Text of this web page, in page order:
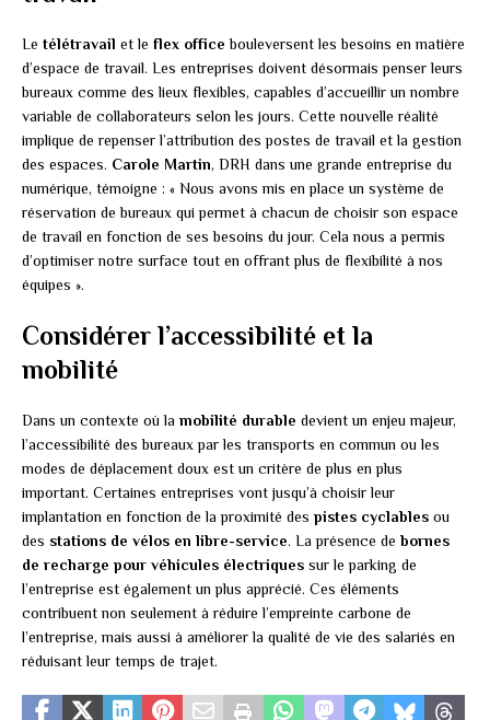
Le télétravail et le flex office bouleversent les besoins en matière
d’espace de travail. Les entreprises doivent désormais penser leurs
bureaux comme des lieux flexibles, capables d’accueillir un nombre
variable de collaborateurs selon les jours. Cette nouvelle réalité
implique de repenser l’attribution des postes de travail et la gestion
des espaces. Carole Martin, DRH dans une grande entreprise du
numérique, témoigne : « Nous avons mis en place un système de
réservation de bureaux qui permet à chacun de choisir son espace
de travail en fonction de ses besoins du jour. Cela nous a permis
d’optimiser notre surface tout en offrant plus de flexibilité à nos
équipes ».
Considérer l’accessibilité et la
mobilité
Dans un contexte où la mobilité durable devient un enjeu majeur,
l’accessibilité des bureaux par les transports en commun ou les
modes de déplacement doux est un critère de plus en plus
important. Certaines entreprises vont jusqu’à choisir leur
implantation en fonction de la proximité des pistes cyclables ou
des stations de vélos en libre-service. La présence debornes
de recharge pour véhicules électriques sur le parking de
l’entreprise est également un plus apprécié. Ces éléments
contribuent non seulement à réduire l’empreinte carbone de
l’entreprise, mais aussi à améliorer la qualité de vie des salariés en
réduisant leur temps de trajet.